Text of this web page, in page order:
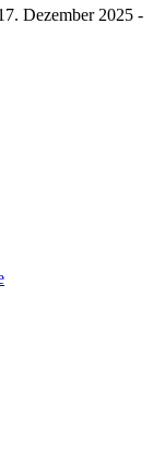
Dezember 2025 -